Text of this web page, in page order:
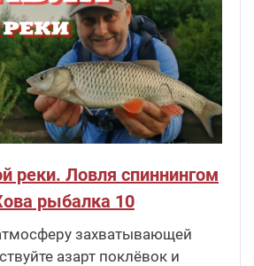
реки. Ловля спиннингом
рыбалка 10
захватывающей
азарт поклёвок и